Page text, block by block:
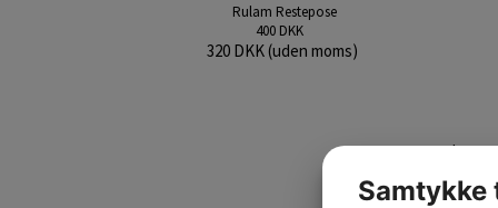
Rulam Restepose
400 DKK
320 DKK (uden moms)
ABOUT US|
Tilmeld
nyhedsbrev: